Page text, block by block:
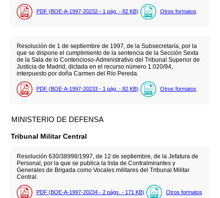
PDF (BOE-A-1997-20232 - 1 pág. - 82 KB) Otros formatos
Resolución de 1 de septiembre de 1997, de la Subsecretaría, por la
que se dispone el cumplimiento de la sentencia de la Sección Sexta
de la Sala de lo Contencioso-Administrativo del Tribunal Superior de
Justicia de Madrid, dictada en el recurso número 1.020/94,
interpuesto por doña Carmen del Río Pereda.
PDF (BOE-A-1997-20233 - 1 pág. - 82 KB) Otros formatos
MINISTERIO DE DEFENSA
Tribunal Militar Central
Resolución 630/38998/1997, de 12 de septiembre, de la Jefatura de
Personal, por la que se publica la lista de Contralmirantes y
Generales de Brigada como Vocales militares del Tribunal Militar
Central.
PDF (BOE-A-1997-20234 - 2 págs. - 171 KB) Otros formatos